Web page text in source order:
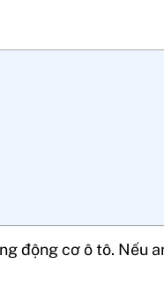
động cơ ô tô. Nếu